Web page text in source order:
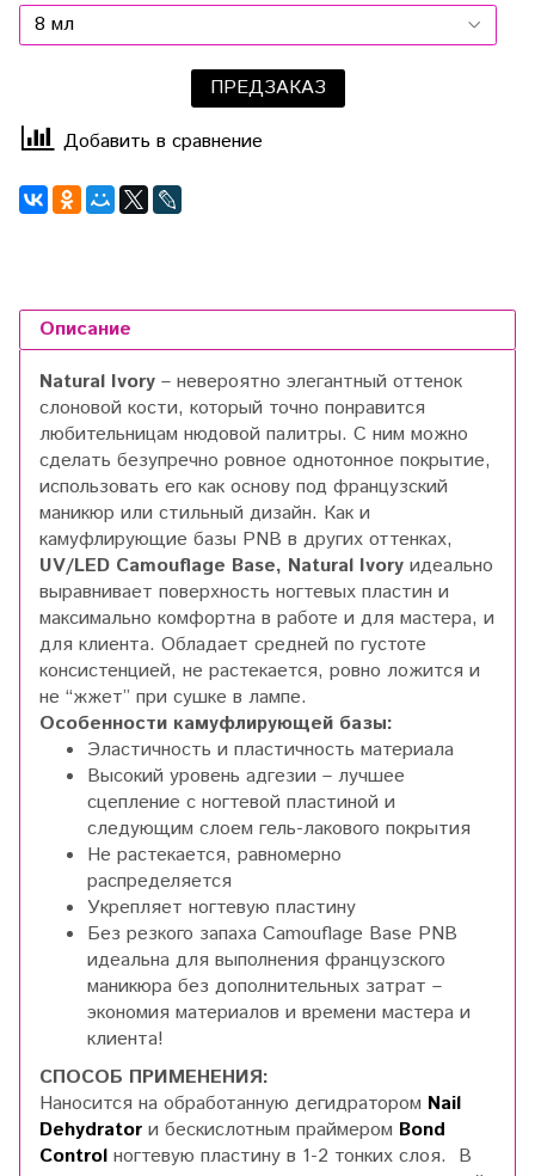
ПРЕДЗАКАЗ
Добавить в сравнение
Описание
Natural Ivory – невероятно элегантный оттенок
слоновой кости, который точно понравится
любительницам нюдовой палитры. С ним можно
сделать безупречно ровное однотонное покрытие,
использовать его как основу под французский
маникюр или стильный дизайн. Как и
камуфлирующие базы PNB в других оттенках,
UV/LED Camouflage Base, Natural Ivory идеально
выравнивает поверхность ногтевых пластин и
максимально комфортна в работе и для мастера, и
для клиента. Обладает средней по густоте
консистенцией, не растекается, ровно ложится и
не “жжет” при сушке в лампе.
Особенности камуфлирующей базы:
Эластичность и пластичность материала
Высокий уровень адгезии – лучшее
сцепление с ногтевой пластиной и
следующим слоем гель-лакового покрытия
Не растекается, равномерно
распределяется
Укрепляет ногтевую пластину
Без резкого запаха Camouflage Base PNB
идеальна для выполнения французского
маникюра без дополнительных затрат –
экономия материалов и времени мастера и
клиента!
СПОСОБ ПРИМЕНЕНИЯ:
Наносится на обработанную дегидратором Nail
Dehydrator и бескислотным праймером Bond
Control ногтевую пластину в 1-2 тонких слоя. В